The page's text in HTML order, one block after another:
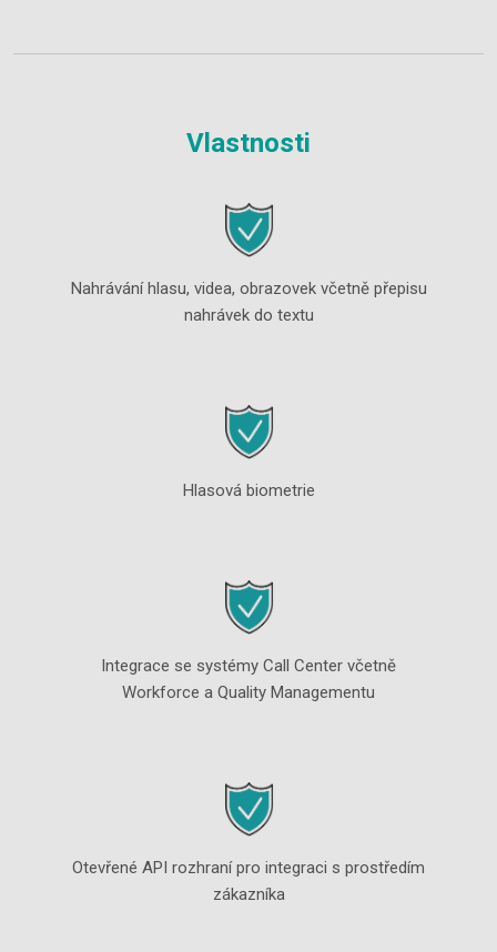
Vlastnosti
Nahrávání hlasu, videa, obrazovek včetně přepisu
nahrávek do textu
Hlasová biometrie
Integrace se systémy Call Center včetně
Workforce a Quality Managementu
Otevřené API rozhraní pro integraci s prostředím
zákazníka